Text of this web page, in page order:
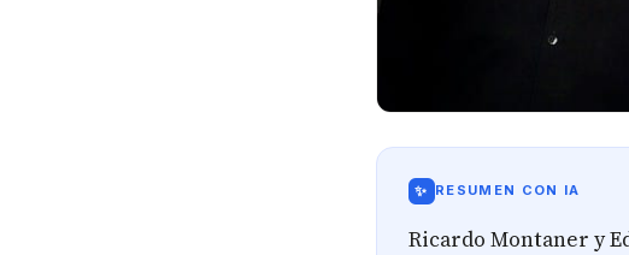
✨ RESUMEN CON IA
Ricardo Montaner y